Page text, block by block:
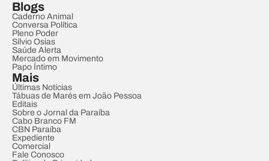
Blogs
Caderno Animal
Conversa Política
Pleno Poder
Sílvio Osias
Saúde Alerta
Mercado em Movimento
Papo Íntimo
Mais
Últimas Notícias
Tábuas de Marés em João Pessoa
Editais
Sobre o Jornal da Paraíba
Cabo Branco FM
CBN Paraíba
Expediente
Comercial
Fale Conosco